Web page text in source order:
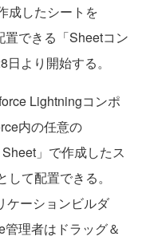
成したシートを
できる「Sheetコン
より開始する。
Lightningコンポ
内の任意の
」で作成したス
て配置できる。
ケーションビルダ
理者はドラッグ＆